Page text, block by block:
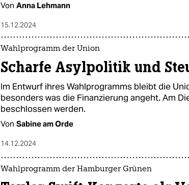
Von Anna Lehmann
15.12.2024
Wahlprogramm der Union
Scharfe Asylpolitik und
Im Entwurf ihres Wahlprogramms bleibt die
besonders was die Finanzierung angeht. Am
beschlossen werden.
Von Sabine am Orde
14.12.2024
Wahlprogramm der Hamburger Grünen